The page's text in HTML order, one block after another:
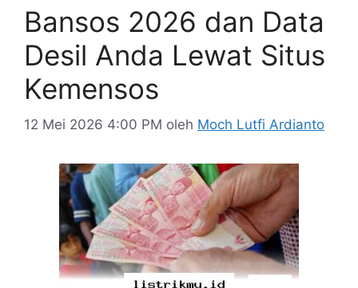
Bansos 2026 dan Data
Desil Anda Lewat Situs
Kemensos
12 Mei 2026 4:00 PM oleh Moch Lutfi Ardianto